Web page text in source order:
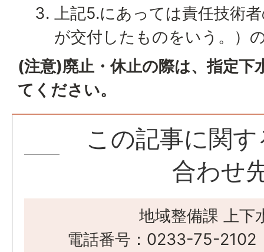
上記5.にあっては責任技術
が交付したものをいう。）
(注意)廃止・休止の際は、指定下
てください。
この記事に関
合わせ
地域整備課 上下
電話番号：0233-75-